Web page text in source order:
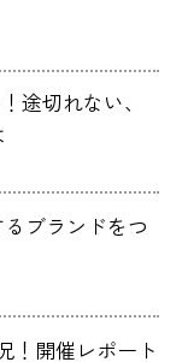
途切れない、
ブランドをつ
況！開催レポート